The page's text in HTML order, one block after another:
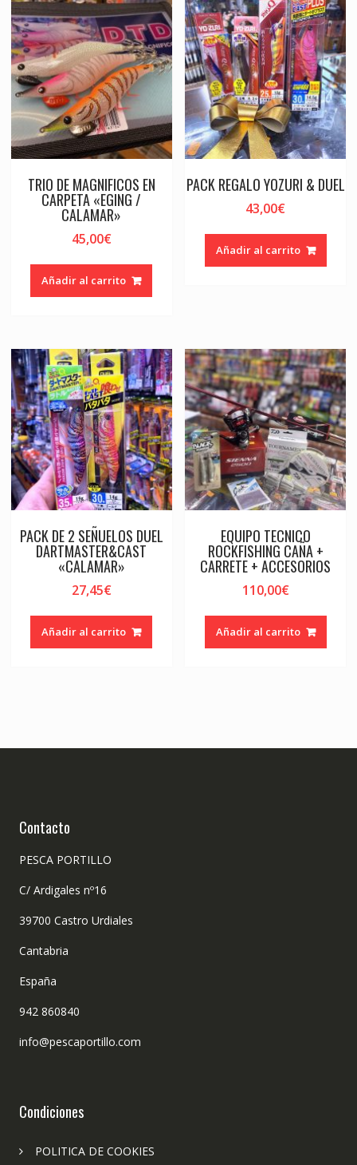
TRIO DE MAGNIFICOS EN
CARPETA «EGING /
CALAMAR»
45,00€
Añadir al carrito
PACK REGALO YOZURI & DUEL
43,00€
Añadir al carrito
PACK DE 2 SEÑUELOS DUEL
DARTMASTER&CAST
«CALAMAR»
27,45€
Añadir al carrito
EQUIPO TECNICO
ROCKFISHING CAÑA +
CARRETE + ACCESORIOS
110,00€
Añadir al carrito
Contacto
PESCA PORTILLO
C/ Ardigales nº16
39700 Castro Urdiales
Cantabria
España
942 860840
info@pescaportillo.com
Condiciones
POLITICA DE COOKIES